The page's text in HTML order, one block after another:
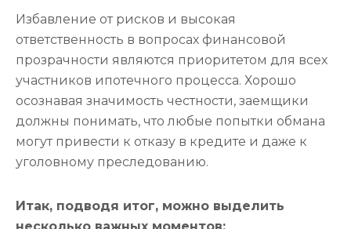
Избавление от рисков и высокая
ответственность в вопросах финансовой
прозрачности являются приоритетом для всех
участников ипотечного процесса. Хорошо
осознавая значимость честности, заемщики
должны понимать, что любые попытки обмана
могут привести к отказу в кредите и даже к
уголовному преследованию.
Итак, подводя итог, можно выделить